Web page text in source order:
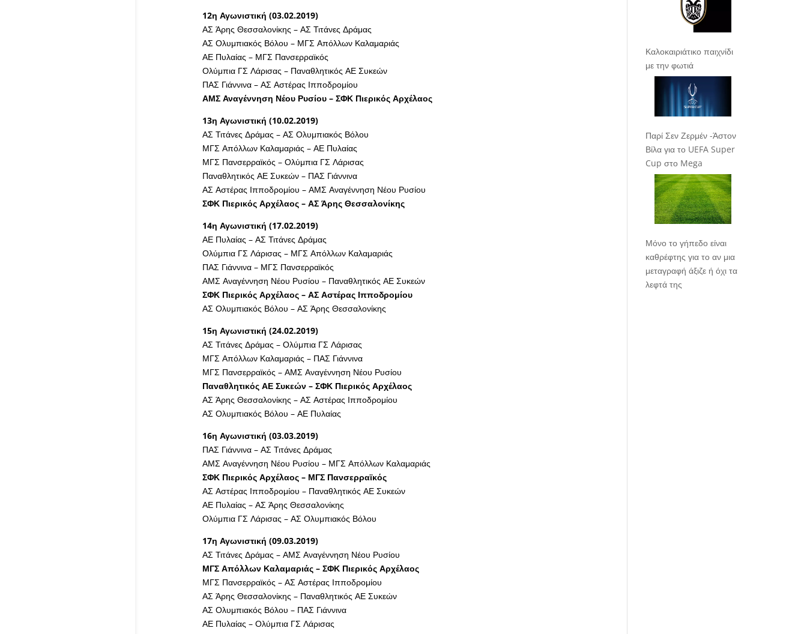
12η Αγωνιστική (03.02.2019)
ΑΣ Άρης Θεσσαλονίκης – ΑΣ Τιτάνες Δράμας
ΑΣ Ολυμπιακός Βόλου – ΜΓΣ Απόλλων Καλαμαριάς
ΑΕ Πυλαίας – ΜΓΣ Πανσερραϊκός
Ολύμπια ΓΣ Λάρισας – Παναθλητικός ΑΕ Συκεών
ΠΑΣ Γιάννινα – ΑΣ Αστέρας Ιπποδρομίου
ΑΜΣ Αναγέννηση Νέου Ρυσίου – ΣΦΚ Πιερικός Αρχέλαος
13η Αγωνιστική (10.02.2019)
ΑΣ Τιτάνες Δράμας – ΑΣ Ολυμπιακός Βόλου
ΜΓΣ Απόλλων Καλαμαριάς – ΑΕ Πυλαίας
ΜΓΣ Πανσερραϊκός – Ολύμπια ΓΣ Λάρισας
Παναθλητικός ΑΕ Συκεών – ΠΑΣ Γιάννινα
ΑΣ Αστέρας Ιπποδρομίου – ΑΜΣ Αναγέννηση Νέου Ρυσίου
ΣΦΚ Πιερικός Αρχέλαος – ΑΣ Άρης Θεσσαλονίκης
14η Αγωνιστική (17.02.2019)
ΑΕ Πυλαίας – ΑΣ Τιτάνες Δράμας
Ολύμπια ΓΣ Λάρισας – ΜΓΣ Απόλλων Καλαμαριάς
ΠΑΣ Γιάννινα – ΜΓΣ Πανσερραϊκός
ΑΜΣ Αναγέννηση Νέου Ρυσίου – Παναθλητικός ΑΕ Συκεών
ΣΦΚ Πιερικός Αρχέλαος – ΑΣ Αστέρας Ιπποδρομίου
ΑΣ Ολυμπιακός Βόλου – ΑΣ Άρης Θεσσαλονίκης
15η Αγωνιστική (24.02.2019)
ΑΣ Τιτάνες Δράμας – Ολύμπια ΓΣ Λάρισας
ΜΓΣ Απόλλων Καλαμαριάς – ΠΑΣ Γιάννινα
ΜΓΣ Πανσερραϊκός – ΑΜΣ Αναγέννηση Νέου Ρυσίου
Παναθλητικός ΑΕ Συκεών – ΣΦΚ Πιερικός Αρχέλαος
ΑΣ Άρης Θεσσαλονίκης – ΑΣ Αστέρας Ιπποδρομίου
ΑΣ Ολυμπιακός Βόλου – ΑΕ Πυλαίας
16η Αγωνιστική (03.03.2019)
ΠΑΣ Γιάννινα – ΑΣ Τιτάνες Δράμας
ΑΜΣ Αναγέννηση Νέου Ρυσίου – ΜΓΣ Απόλλων Καλαμαριάς
ΣΦΚ Πιερικός Αρχέλαος – ΜΓΣ Πανσερραϊκός
ΑΣ Αστέρας Ιπποδρομίου – Παναθλητικός ΑΕ Συκεών
ΑΕ Πυλαίας – ΑΣ Άρης Θεσσαλονίκης
Ολύμπια ΓΣ Λάρισας – ΑΣ Ολυμπιακός Βόλου
17η Αγωνιστική (09.03.2019)
ΑΣ Τιτάνες Δράμας – ΑΜΣ Αναγέννηση Νέου Ρυσίου
ΜΓΣ Απόλλων Καλαμαριάς – ΣΦΚ Πιερικός Αρχέλαος
ΜΓΣ Πανσερραϊκός – ΑΣ Αστέρας Ιπποδρομίου
ΑΣ Άρης Θεσσαλονίκης – Παναθλητικός ΑΕ Συκεών
ΑΣ Ολυμπιακός Βόλου – ΠΑΣ Γιάννινα
ΑΕ Πυλαίας – Ολύμπια ΓΣ Λάρισας
Καλοκαιριάτικο παιχνίδι
με την φωτιά
Παρί Σεν Ζερμέν -Άστον
Βίλα για το UEFA Super
Cup στο Mega
Μόνο το γήπεδο είναι
καθρέφτης για το αν μια
μεταγραφή άξιζε ή όχι τα
λεφτά της